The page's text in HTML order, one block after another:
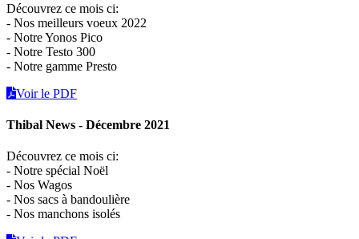
Découvrez ce mois ci:
- Nos meilleurs voeux 2022
- Notre Yonos Pico
- Notre Testo 300
- Notre gamme Presto
Voir le PDF
Thibal News - Décembre 2021
Découvrez ce mois ci:
- Notre spécial Noël
- Nos Wagos
- Nos sacs à bandoulière
- Nos manchons isolés